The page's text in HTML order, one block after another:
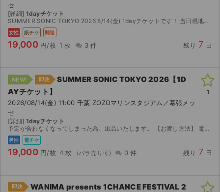
セ
[詳細] 1dayチケット
SUMMER SONIC TOKYO 2026 8/14(金) 1dayチケットです！ 当日現地にてお渡しも可能です。 要相談ください！！！ 紙チケット2枚（バラ売り可能） 8/7(金)か...
女性 紙チケ 郵送
19,000 円/枚 1 枚 3 件 残り 7 日
NEW! 即決
SUMMER SONIC TOKYO 2026【1D
AYチケット】
2026/08/14(金) 11:00 千葉 ZOZOマリンスタジアム／幕張メッ
セ
[詳細] 1dayチケット
予定が合わなくなってしまった為、出品いたします。 【お渡し方法】 電子チケット（イープラス）にて分配いたします。 分配可能になり次第、取引連絡にてURLをお送りします。 分配は2026/08...
男性 電チケ
19,000 円/枚 4 枚 0 件 残り 7 日
1
即決
WANIMA presents 1CHANCE FESTIVAL 2